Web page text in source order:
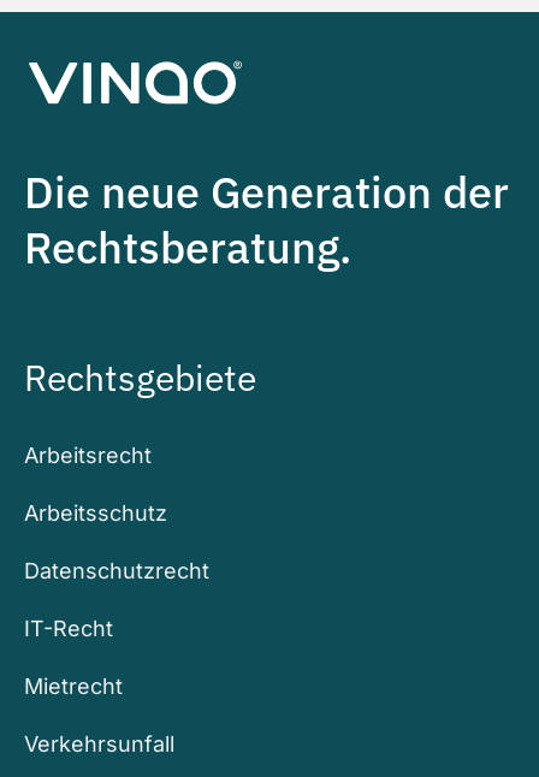
Die neue Generation der
Rechtsberatung.
Rechtsgebiete
Arbeitsrecht
Arbeitsschutz
Datenschutzrecht
IT-Recht
Mietrecht
Verkehrsunfall